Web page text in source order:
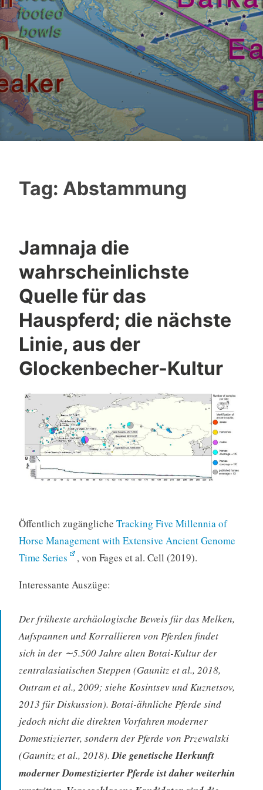
Tag: Abstammung
Jamnaja die
wahrscheinlichste
Quelle für das
Hauspferd; die nächste
Linie, aus der
Glockenbecher-Kultur
Öffentlich zugängliche Tracking Five Millennia of
Horse Management with Extensive Ancient Genome
Time Series
, von Fages et al. Cell (2019).
Interessante Auszüge:
Der früheste archäologische Beweis für das Melken,
Aufspannen und Korrallieren von Pferden findet
sich in der ∼5.500 Jahre alten Botai-Kultur der
zentralasiatischen Steppen (Gaunitz et al., 2018,
Outram et al., 2009; siehe Kosintsev und Kuznetsov,
2013 für Diskussion). Botai-ähnliche Pferde sind
jedoch nicht die direkten Vorfahren moderner
Domestizierter, sondern der Pferde von Przewalski
(Gaunitz et al., 2018).Die genetische Herkunft
moderner Domestizierter Pferde ist daher weiterhin